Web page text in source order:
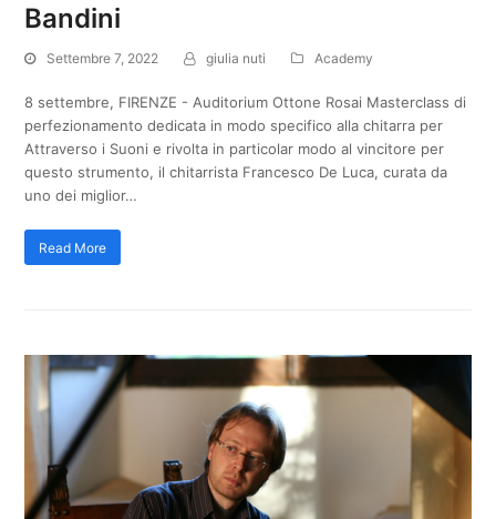
Bandini
Settembre 7, 2022 giulia nuti Academy
8 settembre, FIRENZE - Auditorium Ottone Rosai Masterclass di
perfezionamento dedicata in modo specifico alla chitarra per
Attraverso i Suoni e rivolta in particolar modo al vincitore per
questo strumento, il chitarrista Francesco De Luca, curata da
uno dei miglior…
Read More